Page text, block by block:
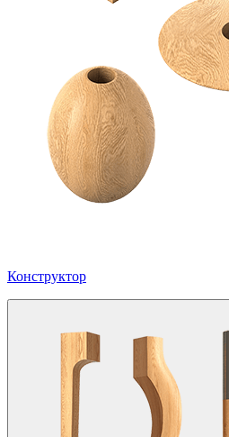
Конструктор